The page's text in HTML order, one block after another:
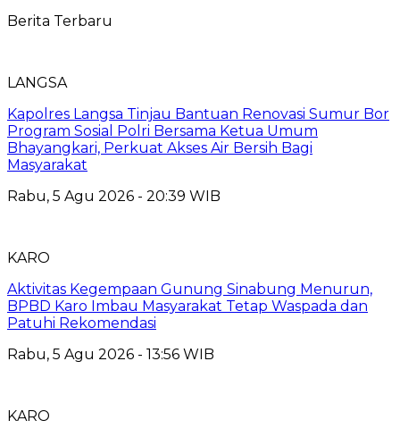
Berita Terbaru
LANGSA
Kapolres Langsa Tinjau Bantuan Renovasi Sumur Bor
Program Sosial Polri Bersama Ketua Umum
Bhayangkari, Perkuat Akses Air Bersih Bagi
Masyarakat
Rabu, 5 Agu 2026 - 20:39 WIB
KARO
Aktivitas Kegempaan Gunung Sinabung Menurun,
BPBD Karo Imbau Masyarakat Tetap Waspada dan
Patuhi Rekomendasi
Rabu, 5 Agu 2026 - 13:56 WIB
KARO